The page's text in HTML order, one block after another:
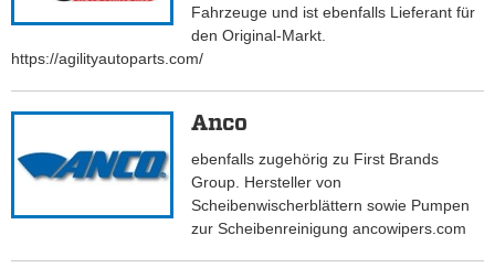
Fahrzeuge und ist ebenfalls Lieferant für
den Original-Markt.
https://agilityautoparts.com/
Anco
ebenfalls zugehörig zu First Brands
Group. Hersteller von
Scheibenwischerblättern sowie Pumpen
zur Scheibenreinigung ancowipers.com